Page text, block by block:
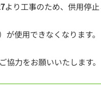
より工事のため、供用停
使用できなくなります。
力をお願いいたします。